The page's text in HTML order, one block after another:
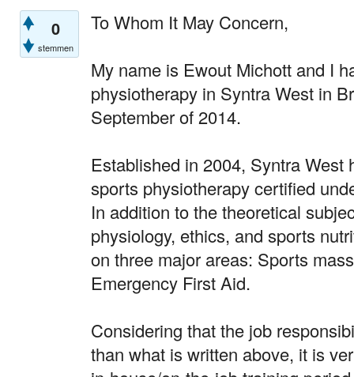
0
stemmen
To Whom It May Concern,
My name is Ewout Michott and I
physiotherapy in Syntra West in
September of 2014.
Established in 2004, Syntra West
sports physiotherapy certified
In addition to the theoretical
physiology, ethics, and sports
on three major areas: Sports
Emergency First Aid.
Considering that the job
than what is written above, it is